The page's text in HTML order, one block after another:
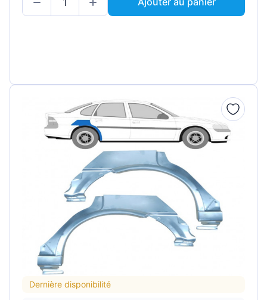
Dernière disponibilité